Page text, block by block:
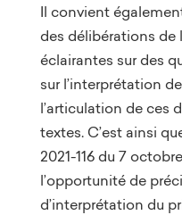
Il convient
des délibérations de
éclairantes sur des
sur l’interprétation
l’articulation de ces
textes. C’est ainsi
2021-116 du 7
l’opportunité de
d’interprétation du